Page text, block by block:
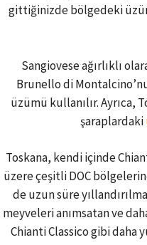
gittiğinizde bölgedeki
Sangiovese ağırlıklı
Brunello di
üzümü kullanılır. Ayrıca,
şaraplardaki
Toskana, kendi içinde
üzere çeşitli DOC
de uzun süre
meyveleri anımsatan ve
Chianti Classico gibi daha